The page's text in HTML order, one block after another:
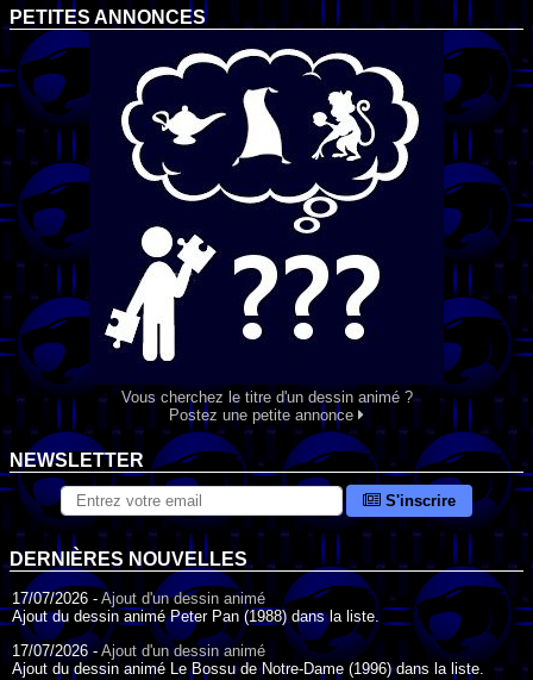
PETITES ANNONCES
Vous cherchez le titre d'un dessin animé ?
Postez une petite annonce
NEWSLETTER
S'inscrire
DERNIÈRES NOUVELLES
17/07/2026 - Ajout d'un dessin animé
Ajout du dessin animé Peter Pan (1988) dans la liste.
17/07/2026 -Ajout d'un dessin animé
Ajout du dessin animé Le Bossu de Notre-Dame (1996) dans la liste.